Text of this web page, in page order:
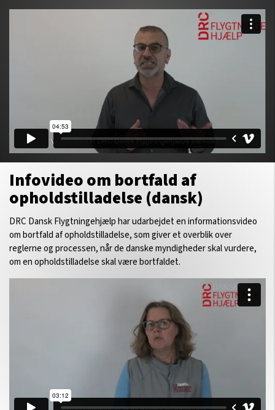
Infovideo om bortfald af
opholdstilladelse (dansk)
DRC Dansk Flygtningehjælp har udarbejdet en informationsvideo
om bortfald af opholdstilladelse, som giver et overblik over
reglerne og processen, når de danske myndigheder skal vurdere,
om en opholdstilladelse skal være bortfaldet.